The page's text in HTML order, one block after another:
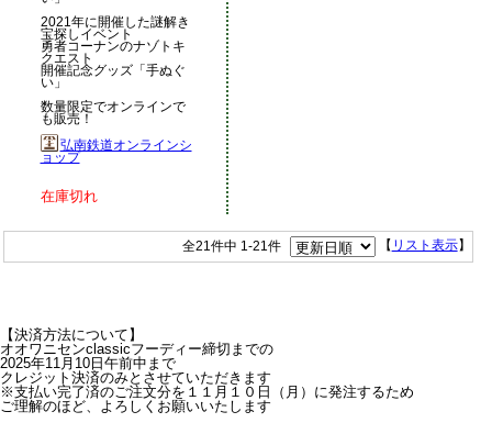
2021年に開催した謎解き
宝探しイベント
勇者コーナンのナゾトキ
クエスト
開催記念グッズ「手ぬぐ
い」
数量限定でオンラインで
も販売！
弘南鉄道オンラインシ
ョップ
在庫切れ
全21件中 1-21件 【 リスト表示】
【決済方法について】
オオワニセンclassicフーディー締切までの
2025年11月10日午前中まで
クレジット決済のみとさせていただきます
※支払い完了済のご注文分を１１月１０日（月）に発注するため
ご理解のほど、よろしくお願いいたします